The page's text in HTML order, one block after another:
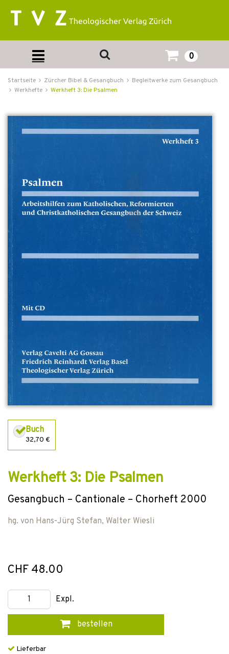
0
Startseite Zürcher Bibel & Gesangbuch
Begleitwerke zum Gesangbuch
Werkhefte
Werkheft 3: Die Psalmen
Buch
32,70 €
Werkheft 3: Die Psalmen
Gesangbuch – Cantionale – Chorheft 2000
hg. von Hans-Jürg Stefan, Walter Wiesli
CHF 48.00
Expl.
bestellen
Lieferbar